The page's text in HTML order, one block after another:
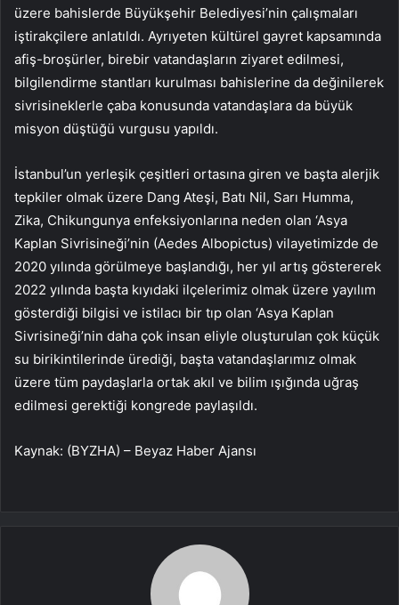
üzere bahislerde Büyükşehir Belediyesi’nin çalışmaları
iştirakçilere anlatıldı. Ayrıyeten kültürel gayret kapsamında
afiş-broşürler, birebir vatandaşların ziyaret edilmesi,
bilgilendirme stantları kurulması bahislerine da değinilerek
sivrisineklerle çaba konusunda vatandaşlara da büyük
misyon düştüğü vurgusu yapıldı.
İstanbul’un yerleşik çeşitleri ortasına giren ve başta alerjik
tepkiler olmak üzere Dang Ateşi, Batı Nil, Sarı Humma,
Zika, Chikungunya enfeksiyonlarına neden olan ‘Asya
Kaplan Sivrisineği’nin (Aedes Albopictus) vilayetimizde de
2020 yılında görülmeye başlandığı, her yıl artış göstererek
2022 yılında başta kıyıdaki ilçelerimiz olmak üzere yayılım
gösterdiği bilgisi ve istilacı bir tıp olan ‘Asya Kaplan
Sivrisineği’nin daha çok insan eliyle oluşturulan çok küçük
su birikintilerinde ürediği, başta vatandaşlarımız olmak
üzere tüm paydaşlarla ortak akıl ve bilim ışığında uğraş
edilmesi gerektiği kongrede paylaşıldı.
Kaynak: (BYZHA) – Beyaz Haber Ajansı